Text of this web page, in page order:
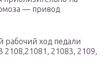
— привод
ход педали
21083, 2109,